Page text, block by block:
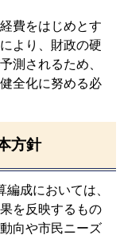
費をはじめとす
より、財政の硬
測されるため、
全化に努める必
方針
成においては、
を反映するもの
向や市民ニーズ